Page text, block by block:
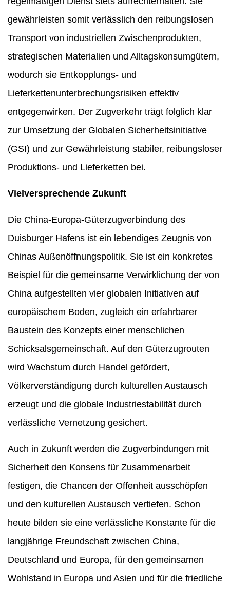
gewährleisten somit verlässlich den reibungslosen
Transport von industriellen Zwischenprodukten,
strategischen Materialien und Alltagskonsumgütern,
wodurch sie Entkopplungs- und
Lieferkettenunterbrechungsrisiken effektiv
entgegenwirken. Der Zugverkehr trägt folglich klar
zur Umsetzung der Globalen Sicherheitsinitiative
(GSI) und zur Gewährleistung stabiler, reibungsloser
Produktions- und Lieferketten bei.
Vielversprechende Zukunft
Die China-Europa-Güterzugverbindung des
Duisburger Hafens ist ein lebendiges Zeugnis von
Chinas Außenöffnungspolitik. Sie ist ein konkretes
Beispiel für die gemeinsame Verwirklichung der von
China aufgestellten vier globalen Initiativen auf
europäischem Boden, zugleich ein erfahrbarer
Baustein des Konzepts einer menschlichen
Schicksalsgemeinschaft. Auf den Güterzugrouten
wird Wachstum durch Handel gefördert,
Völkerverständigung durch kulturellen Austausch
erzeugt und die globale Industriestabilität durch
verlässliche Vernetzung gesichert.
Auch in Zukunft werden die Zugverbindungen mit
Sicherheit den Konsens für Zusammenarbeit
festigen, die Chancen der Offenheit ausschöpfen
und den kulturellen Austausch vertiefen. Schon
heute bilden sie eine verlässliche Konstante für die
langjährige Freundschaft zwischen China,
Deutschland und Europa, für den gemeinsamen
Wohlstand in Europa und Asien und für die friedliche